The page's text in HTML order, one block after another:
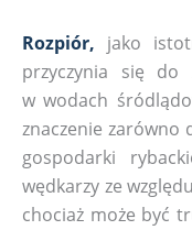
Rozpiór, jako
przyczynia się do
w wodach
znaczenie zarówno
gospodarki
wędkarzy ze
chociaż może być